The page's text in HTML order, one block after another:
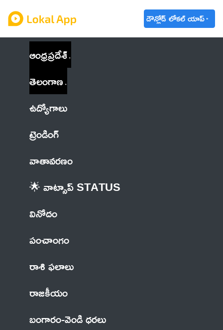
డౌన్లోడ్ లోకల్ యాప్
ఆంధ్రప్రదేశ్
తెలంగాణ
ఉద్యోగాలు
ట్రెండింగ్
వాతావరణం
🌟 వాట్సాప్ STATUS
వినోదం
పంచాంగం
రాశి ఫలాలు
రాజకీయం
బంగారం-వెండి ధరలు